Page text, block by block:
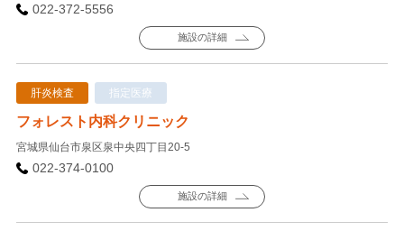
022-372-5556
施設の詳細
肝炎検査 指定医療
フォレスト内科クリニック
宮城県仙台市泉区泉中央四丁目20-5
022-374-0100
施設の詳細